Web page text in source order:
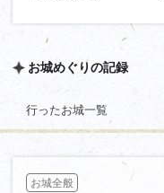
お城めぐりの記録
行ったお城一覧
お城全般